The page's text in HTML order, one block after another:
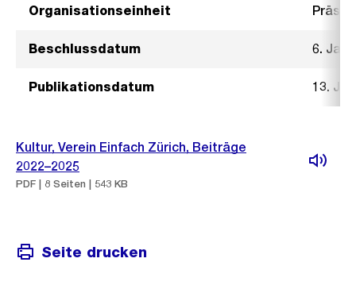
Organisationseinheit
Beschlussdatum 6.
Publikationsdatum 13.
Kultur, Verein Einfach Zürich, Beiträge
2022–2025
PDF | 8 Seiten | 543 KB
Seite drucken